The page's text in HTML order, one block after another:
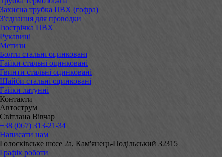
Захисна трубка ПВХ (гофра)
З'єднання для проводки
Ізострічка ПВХ
Рукавиці
Метизи
Болти стальні оцинковані
Гайки стальні оцинковані
Гвинти стальні оцинковані
Шайби стальні оцинковані
Гайки латунні
Контакти
Автострум
Світлана Вівчар
+38 (067) 313-21-34
Написати нам
Голосківське шосе 2а, Кам'янець-Подільський 32315
Графік роботи